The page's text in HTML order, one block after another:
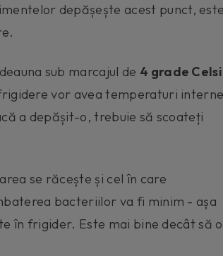
depășește acest punct, este
sub marcajul de 4 grade
vor avea temperaturi interne
a depășit-o, trebuie să scoateți
se răcește și cel în care
bacteriilor va fi minim - așa
în frigider. Este mai bine decât să o